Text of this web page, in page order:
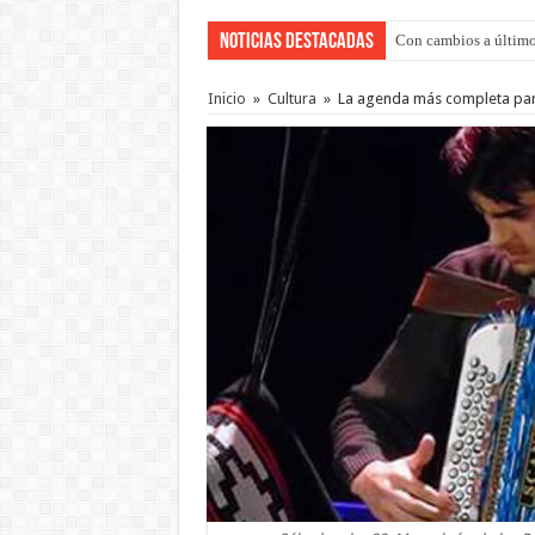
Noticias Destacadas Con cambios a
Adopción en Entre
Inicio » Cultura » La agenda más completa